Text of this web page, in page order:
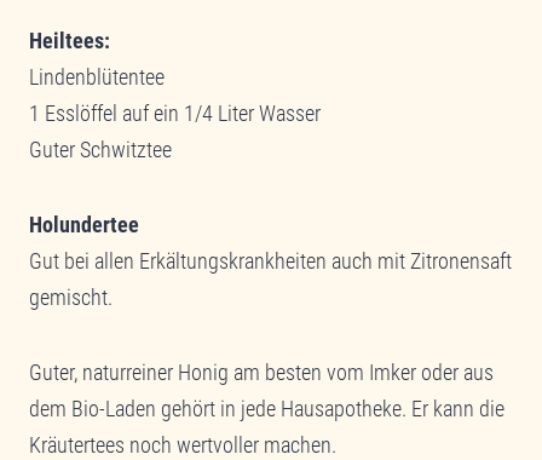
Heiltees:
Lindenblütentee
1 Esslöffel auf ein 1/4 Liter Wasser
Guter Schwitztee
Holundertee
Gut bei allen Erkältungskrankheiten auch mit Zitronensaft
gemischt.
Guter, naturreiner Honig am besten vom Imker oder aus
dem Bio-Laden gehört in jede Hausapotheke. Er kann die
Kräutertees noch wertvoller machen.